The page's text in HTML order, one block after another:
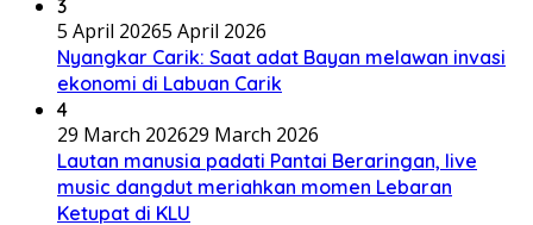
3
5 April 20265 April 2026
Nyangkar Carik: Saat adat Bayan melawan invasi
ekonomi di Labuan Carik
4
29 March 202629 March 2026
Lautan manusia padati Pantai Beraringan, live
music dangdut meriahkan momen Lebaran
Ketupat di KLU